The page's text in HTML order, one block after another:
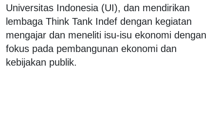
Universitas Indonesia (UI), dan mendirikan
lembaga Think Tank Indef dengan kegiatan
mengajar dan meneliti isu-isu ekonomi dengan
fokus pada pembangunan ekonomi dan
kebijakan publik.